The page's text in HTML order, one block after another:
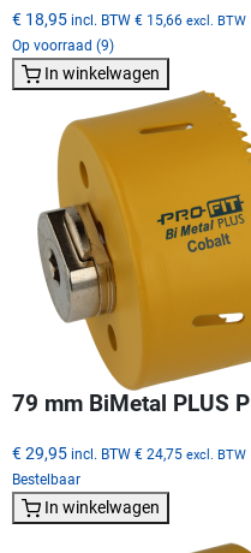
€ 18,95 incl. BTW € 15,66 excl. BTW
Op voorraad (9)
In winkelwagen
79 mm BiMetal PLUS
€ 29,95 incl. BTW € 24,75 excl. BTW
Bestelbaar
In winkelwagen